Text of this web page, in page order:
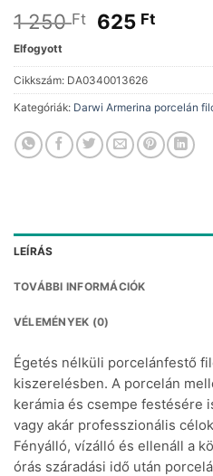
1 250Ft
Original
was:
1
250 Ft.
625 Ft
is:
Elfogyott
Cikkszám: DA0340013626
Kategóriák: Darwi Armerina porcelán
LEÍRÁS
TOVÁBBI INFORMÁCIÓK
VÉLEMÉNYEK (0)
Égetés nélküli porcelánfestő
kiszerelésben. A porcelán
kerámia és csempe festésére
vagy akár professzionális
Fényálló, vízálló és ellenáll a
órás száradási idő után